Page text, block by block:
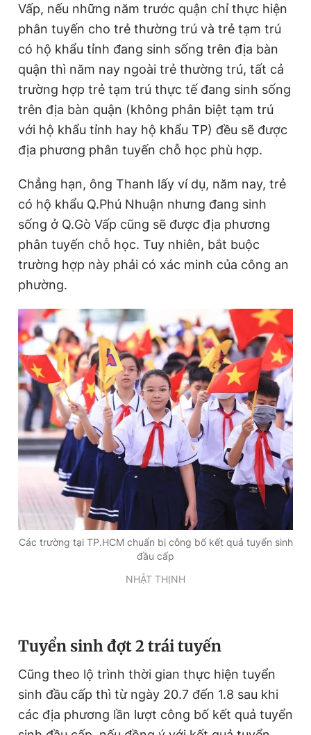
Vấp, nếu những năm trước quận chỉ thực hiện
phân tuyến cho trẻ thường trú và trẻ tạm trú
có hộ khẩu tỉnh đang sinh sống trên địa bàn
quận thì năm nay ngoài trẻ thường trú, tất cả
trường hợp trẻ tạm trú thực tế đang sinh sống
trên địa bàn quận (không phân biệt tạm trú
với hộ khẩu tỉnh hay hộ khẩu TP) đều sẽ được
địa phương phân tuyến chỗ học phù hợp.
Chẳng hạn, ông Thanh lấy ví dụ, năm nay, trẻ
có hộ khẩu Q.Phú Nhuận nhưng đang sinh
sống ở Q.Gò Vấp cũng sẽ được địa phương
phân tuyến chỗ học. Tuy nhiên, bắt buộc
trường hợp này phải có xác minh của công an
phường.
Các trường tại TP.HCM chuẩn bị công bố kết quả tuyển sinh
đầu cấp
NHẬT THỊNH
Tuyển sinh đợt 2 trái tuyến
Cũng theo lộ trình thời gian thực hiện tuyển
sinh đầu cấp thì từ ngày 20.7 đến 1.8 sau khi
các địa phương lần lượt công bố kết quả tuyển